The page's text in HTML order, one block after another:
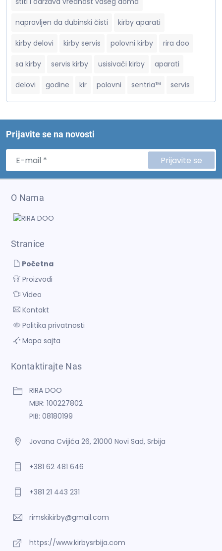
napravljen da dubinski čisti kirby aparati
kirby delovi kirby servis polovni kirby rira doo
sa kirby servis kirby usisivači kirby aparati
delovi godine kir polovni sentria™ servis
Prijavite se na novosti
Prijavite se
O Nama
Stranice
Početna
Proizvodi
Video
Kontakt
Politika privatnosti
Mapa sajta
Kontaktirajte Nas
RIRA DOO
MBR: 100227802
PIB: 08180199
Jovana Cvijića 26, 21000 Novi Sad, Srbija
+381 62 481 646
+381 21 443 231
rimskikirby@gmail.com
https://www.kirbysrbija.com